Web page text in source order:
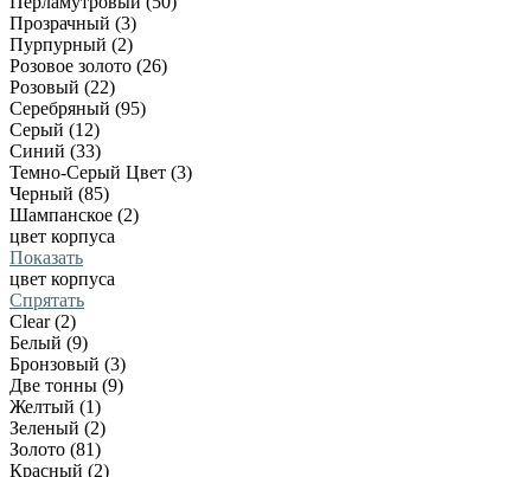
Прозрачный (3)
Пурпурный (2)
Розовое золото (26)
Розовый (22)
Серебряный (95)
Серый (12)
Синий (33)
Темно-Серый Цвет (3)
Черный (85)
Шампанское (2)
цвет корпуса
Показать
цвет корпуса
Спрятать
Clear (2)
Белый (9)
Бронзовый (3)
Две тонны (9)
Желтый (1)
Зеленый (2)
Золото (81)
Красный (2)